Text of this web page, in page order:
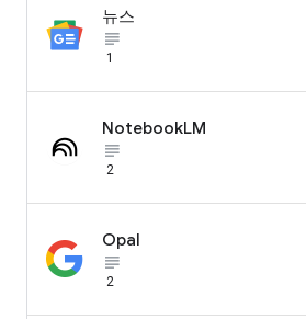
뉴스
subject_black
1
NotebookLM
subject_black
2
Opal
subject_black
2